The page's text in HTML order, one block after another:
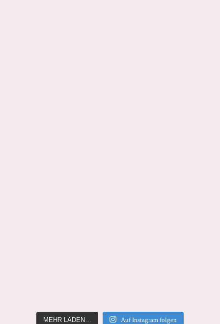
MEHR LADEN… Auf Instagram folgen